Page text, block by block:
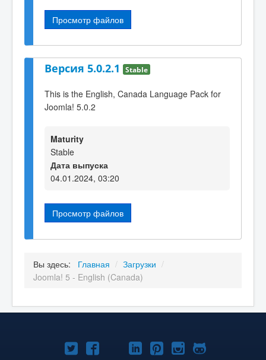
Просмотр файлов
Версия 5.0.2.1 Stable
This is the English, Canada Language Pack for
Joomla! 5.0.2
Maturity
Stable
Дата выпуска
04.01.2024, 03:20
Просмотр файлов
Вы здесь: Главная / Загрузки /
Joomla! 5 - English (Canada)
Joomla!Joomla!Joomla!
Joomla!Joomla!
Joomla!Joomla!